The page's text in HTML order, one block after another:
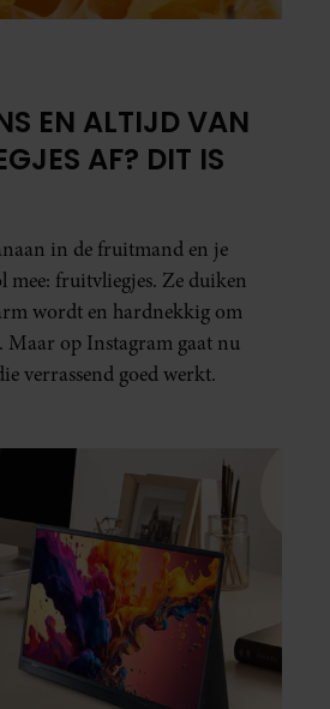
EN ALTIJD VAN
AF? DIT IS
in de fruitmand en je
mee: fruitvliegjes. Ze duiken
wordt en hardnekkig om
Maar op Instagram gaat nu
verrassend goed werkt.